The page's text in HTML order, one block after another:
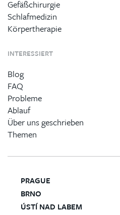
Gefäßchirurgie
Schlafmedizin
Körpertherapie
INTERESSIERT
Blog
FAQ
Probleme
Ablauf
Über uns geschrieben
Themen
PRAGUE
BRNO
ÚSTÍ NAD LABEM